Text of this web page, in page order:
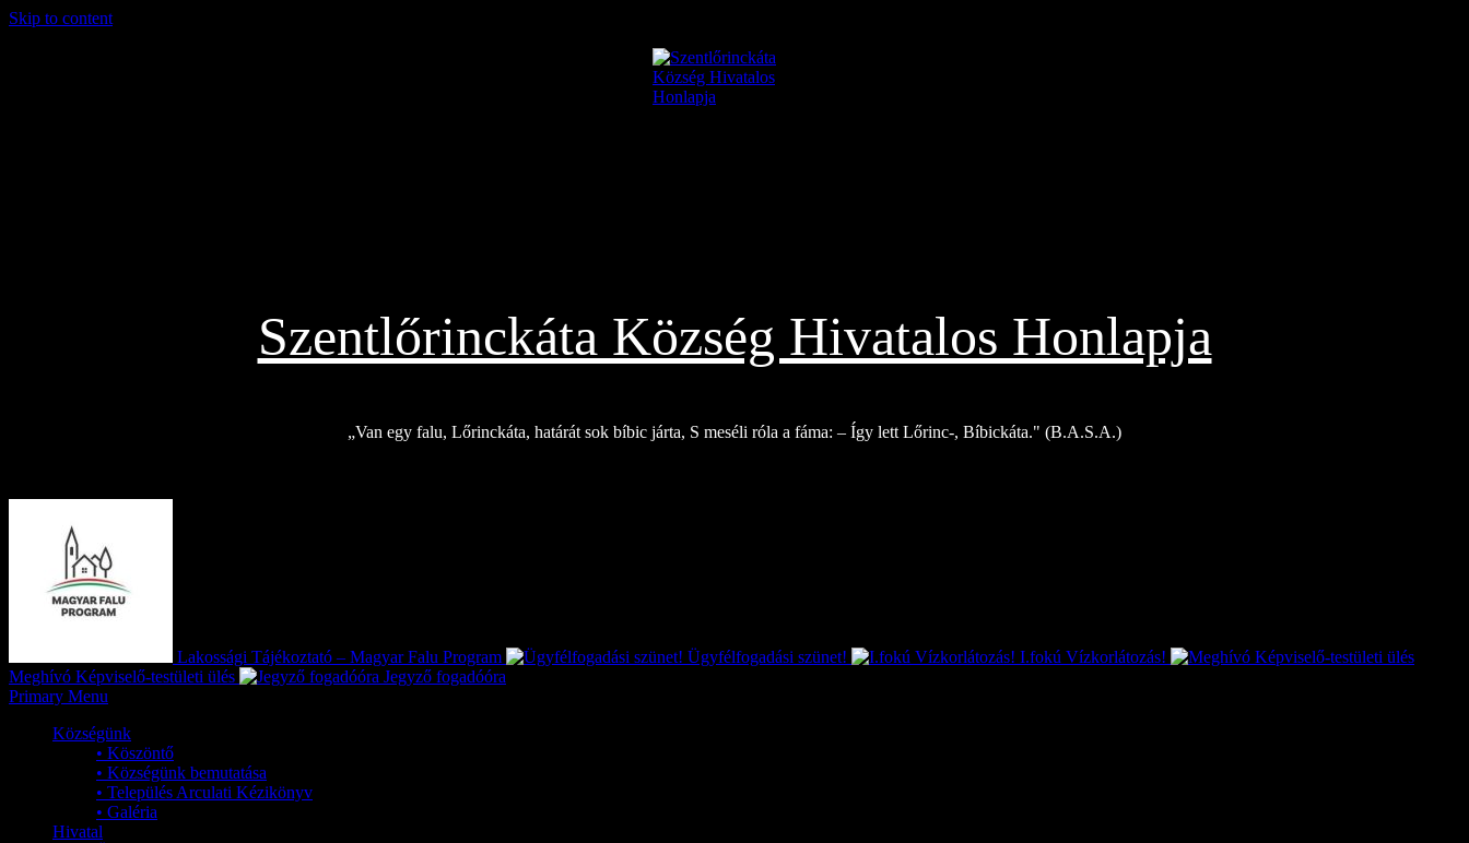
Skip to content
Szentlőrinckáta Község Hivatalos Honlapja
„Van egy falu, Lőrinckáta, határát sok bíbic járta, S meséli róla a fáma: – Így lett Lőrinc-, Bíbickáta." (B.A.S.A.)
Lakossági Tájékoztató – Magyar Falu Program Ügyfélfogadási szünet!
I.fokú Vízkorlátozás!
Meghívó Képviselő-testületi ülés
Jegyző fogadóóra
Primary Menu
Községünk
• Köszöntő
• Községünk bemutatása
• Település Arculati Kézikönyv
• Galéria
Hivatal